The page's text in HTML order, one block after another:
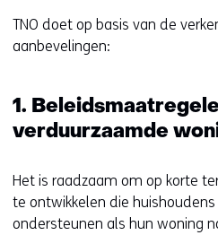
TNO doet op basis van de
aanbevelingen:
1.
verduurzaamde
Het is raadzaam om op korte
te ontwikkelen die
ondersteunen als hun woning